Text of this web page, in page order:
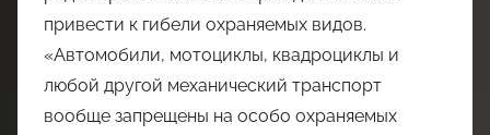
привести к гибели охраняемых видов.
«Автомобили, мотоциклы, квадроциклы и
любой другой механический транспорт
вообще запрещены на особо охраняемых